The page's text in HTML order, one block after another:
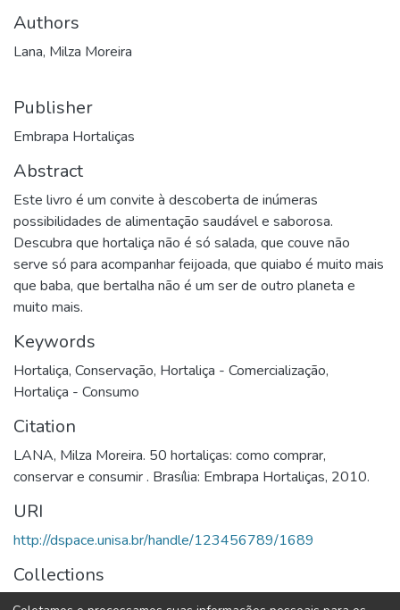
Authors
Lana, Milza Moreira
Publisher
Embrapa Hortaliças
Abstract
Este livro é um convite à descoberta de inúmeras
possibilidades de alimentação saudável e saborosa.
Descubra que hortaliça não é só salada, que couve não
serve só para acompanhar feijoada, que quiabo é muito mais
que baba, que bertalha não é um ser de outro planeta e
muito mais.
Keywords
Hortaliça, Conservação, Hortaliça - Comercialização,
Hortaliça - Consumo
Citation
LANA, Milza Moreira. 50 hortaliças: como comprar,
conservar e consumir . Brasília: Embrapa Hortaliças, 2010.
URI
http://dspace.unisa.br/handle/123456789/1689
Collections
Ebooks | Coleção de Livros